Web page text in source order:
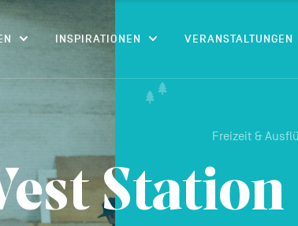
INSPIRATIONEN VERANSTALTUNGEN
Freizeit &